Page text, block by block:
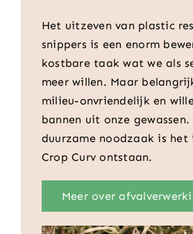
Het uitzeven van plastic
snippers is een enorm
kostbare taak wat we als
meer willen. Maar
milieu-onvriendelijk en
bannen uit onze
duurzame noodzaak is het
Crop Curv ontstaan.
Meer over